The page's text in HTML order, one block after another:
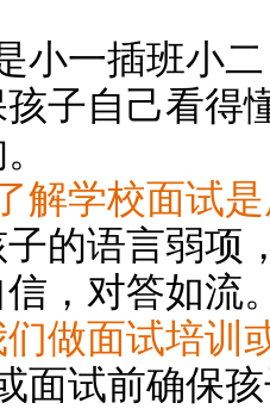
一插班小二
子自己看得
解学校面试
的语言弱项
，对答如流
做面试培训
试前确保孩